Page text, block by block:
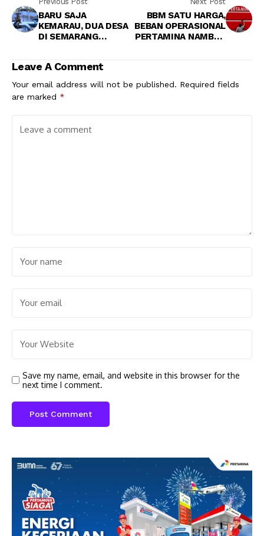
BARU SAJA
KEMARAU, DUA DESA
DI SEMARANG
BBM SATU HARGA,
BEBAN OPERASIONAL
PERTAMINA NAMBAH
Leave A Comment
Your email address will not be published. Required fields
are marked *
Save my name, email, and website in this browser for the
next time I comment.